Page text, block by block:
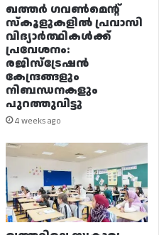
ഖത്തർ ഗവൺമെന്റ്
സ്കൂളുകളിൽ പ്രവാസി
വിദ്യാർത്ഥികൾക്ക്
പ്രവേശനം:
രജിസ്ട്രേഷൻ
കേന്ദ്രങ്ങളും
നിബന്ധനകളും
പുറത്തുവിട്ടു
4 weeks ago